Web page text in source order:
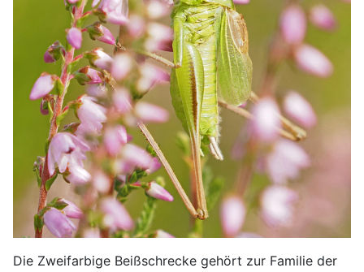
Die Zweifarbige Beißschrecke gehört zur Familie der